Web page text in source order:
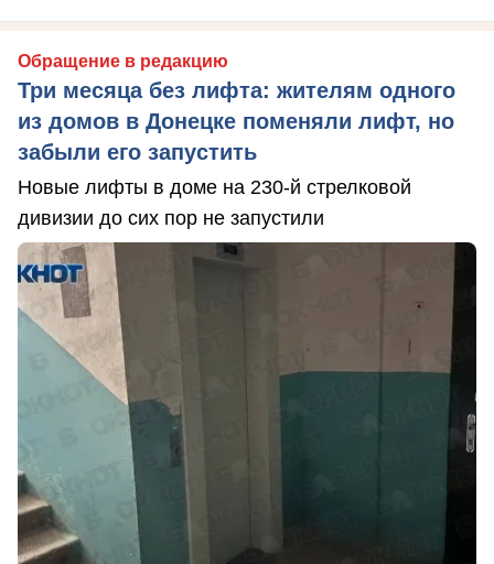
Обращение в редакцию
Три месяца без лифта: жителям одного
из домов в Донецке поменяли лифт, но
забыли его запустить
Новые лифты в доме на 230-й стрелковой
дивизии до сих пор не запустили